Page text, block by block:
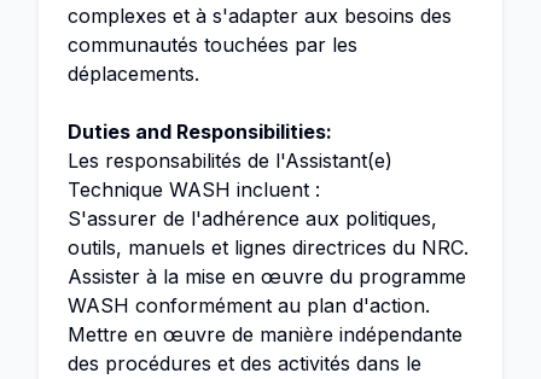
complexes et à s'adapter aux besoins des
communautés touchées par les
déplacements.
Duties and Responsibilities:
Les responsabilités de l'Assistant(e)
Technique WASH incluent :
S'assurer de l'adhérence aux politiques,
outils, manuels et lignes directrices du NRC.
Assister à la mise en œuvre du programme
WASH conformément au plan d'action.
Mettre en œuvre de manière indépendante
des procédures et des activités dans le